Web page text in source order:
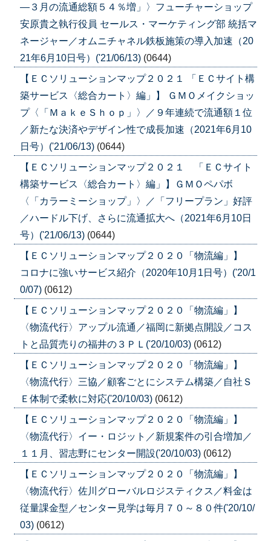
―３月の流通総額５４％増」〉フューチャーショップ
安原貴之執行役員 セールス・マーケティング部 統括マ
ネージャー／オムニチャネル鉄板施策の導入加速（20
21年6月10日号）('21/06/13) (0644)
【ＥＣソリューションマップ２０２１ 「ＥＣサイト構
築サービス〈総合カート〉編」】 ＧＭＯメイクショッ
プ〈「ＭａｋｅＳｈｏｐ」〉／９年連続で流通額１位
／新たな決済やデザイン性で成長加速（2021年6月10
日号）('21/06/13) (0644)
【ＥＣソリューションマップ２０２１ 「ＥＣサイト
構築サービス〈総合カート〉編」】ＧＭＯペパボ
〈「カラーミーショップ」〉／「フリープラン」好評
／ハードル下げ、さらに流通拡大へ（2021年6月10日
号）('21/06/13) (0644)
【ＥＣソリューションマップ２０２０「物流編」】
コロナに強いサービス紹介（2020年10月1日号）('20/1
0/07) (0612)
【ＥＣソリューションマップ２０２０「物流編」】
〈物流代行〉アップル流通／福岡に新拠点開設／コス
トと品質売りの福井の３ＰＬ('20/10/03) (0612)
【ＥＣソリューションマップ２０２０「物流編」】
〈物流代行〉三協／顧客ごとにシステム構築／自社Ｓ
Ｅ体制で柔軟に対応('20/10/03) (0612)
【ＥＣソリューションマップ２０２０「物流編」】
〈物流代行〉イー・ロジット／新規案件の引合増加／
１１月、習志野にセンター開設('20/10/03) (0612)
【ＥＣソリューションマップ２０２０「物流編」】
〈物流代行〉佐川グローバルロジスティクス／料金は
従量課金型／センター見学は毎月７０～８０件('20/10/
03) (0612)